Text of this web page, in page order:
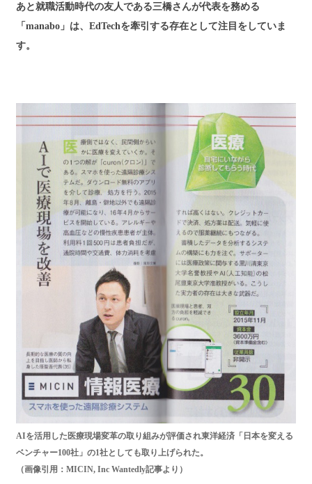
あと就職活動時代の友人である三橋さんが代表を務める
「manabo」は、EdTechを牽引する存在として注目をしていま
す。
AIを活用した医療現場変革の取り組みが評価され東洋経済「日本を変える
ベンチャー100社」の1社としても取り上げられた。
（画像引用：MICIN, Inc Wantedly記事より）